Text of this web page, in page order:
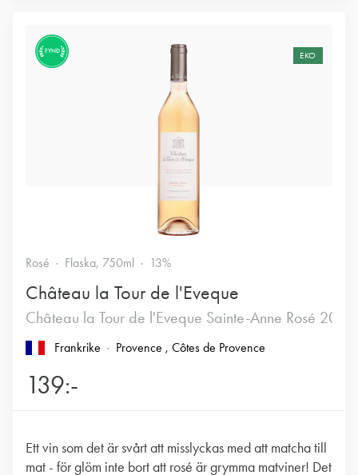
FYND EKO
Rosé Flaska, 750ml 13%
Château la Tour de l'Eveque
Château la Tour de l'Eveque Sainte-Anne Rosé 2025
Frankrike Provence , Côtes de Provence
139:-
Ett vin som det är svårt att misslyckas med att matcha till
mat - för glöm inte bort att rosé är grymma matviner! Det